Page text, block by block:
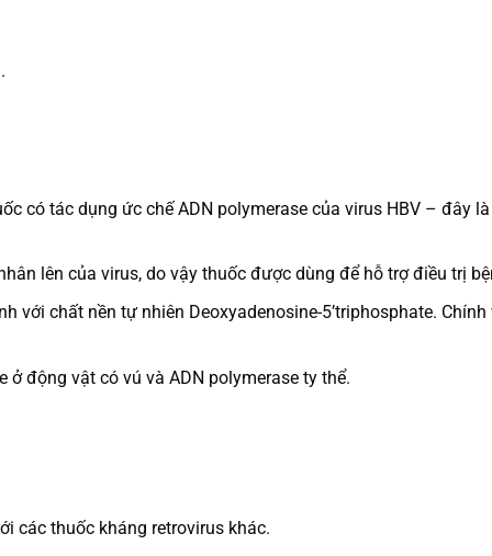
có tác dụng ức chế ADN polymerase của virus HBV – đây
lên của virus, do vậy thuốc được dùng để hỗ trợ điều trị
với chất nền tự nhiên Deoxyadenosine-5’triphosphate.
động vật có vú và ADN polymerase ty thể.
các thuốc kháng retrovirus khác.